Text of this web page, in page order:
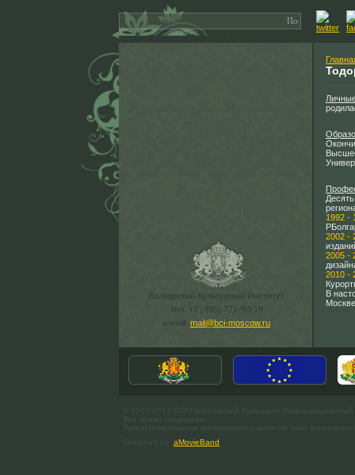
Болгарский Культурный Институт
тел. +7 (495) 771-60-18
e-mail: mail@bci-moscow.ru
1992 -
2002 -
2005 -
2010 -
В
aMovieBand